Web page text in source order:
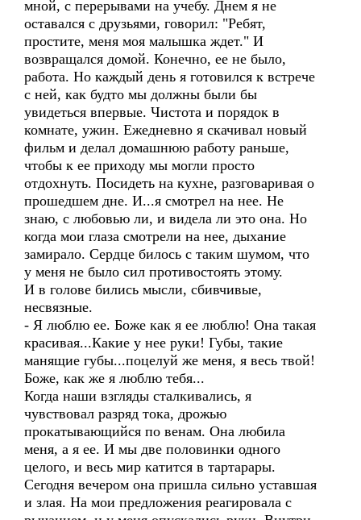
мной, с перерывами на учебу. Днем я не
оставался с друзьями, говорил: "Ребят,
простите, меня моя малышка ждет." И
возвращался домой. Конечно, ее не было,
работа. Но каждый день я готовился к встрече
с ней, как будто мы должны были бы
увидеться впервые. Чистота и порядок в
комнате, ужин. Ежедневно я скачивал новый
фильм и делал домашнюю работу раньше,
чтобы к ее приходу мы могли просто
отдохнуть. Посидеть на кухне, разговаривая о
прошедшем дне. И...я смотрел на нее. Не
знаю, с любовью ли, и видела ли это она. Но
когда мои глаза смотрели на нее, дыхание
замирало. Сердце билось с таким шумом, что
у меня не было сил противостоять этому.
И в голове бились мысли, сбивчивые,
несвязные.
- Я люблю ее. Боже как я ее люблю! Она такая
красивая...Какие у нее руки! Губы, такие
манящие губы...поцелуй же меня, я весь твой!
Боже, как же я люблю тебя...
Когда наши взгляды сталкивались, я
чувствовал разряд тока, дрожью
прокатывающийся по венам. Она любила
меня, а я ее. И мы две половинки одного
целого, и весь мир катится в тартарары.
Сегодня вечером она пришла сильно уставшая
и злая. На мои предложения реагировала с